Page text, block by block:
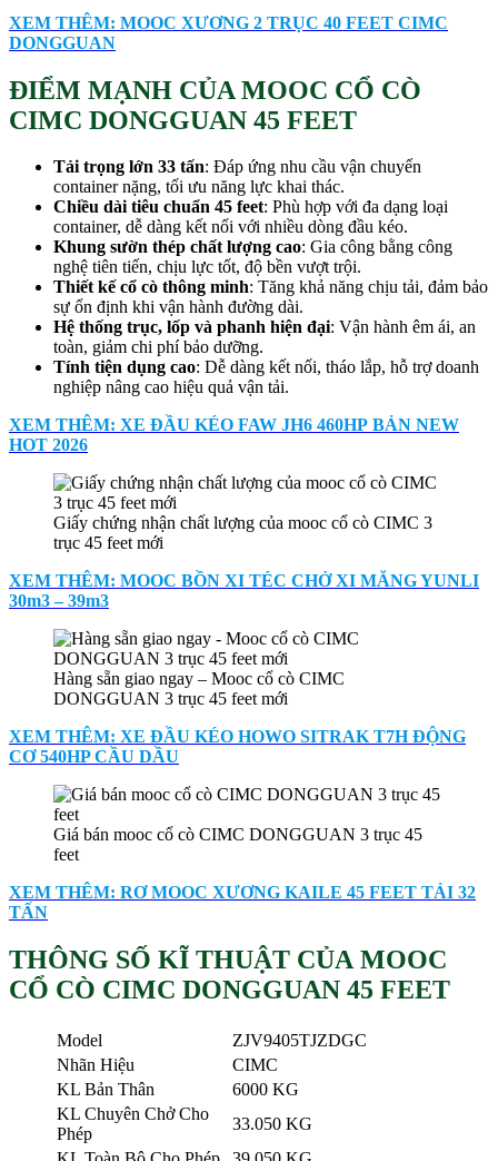
XEM THÊM: MOOC XƯƠNG 2 TRỤC 40 FEET CIMC
DONGGUAN
ĐIỂM MẠNH CỦA MOOC CỔ CÒ
CIMC DONGGUAN 45 FEET
Tải trọng lớn 33 tấn: Đáp ứng nhu cầu vận chuyển
container nặng, tối ưu năng lực khai thác.
Chiều dài tiêu chuẩn 45 feet: Phù hợp với đa dạng loại
container, dễ dàng kết nối với nhiều dòng đầu kéo.
Khung sườn thép chất lượng cao: Gia công bằng công
nghệ tiên tiến, chịu lực tốt, độ bền vượt trội.
Thiết kế cổ cò thông minh: Tăng khả năng chịu tải, đảm bảo
sự ổn định khi vận hành đường dài.
Hệ thống trục, lốp và phanh hiện đại: Vận hành êm ái, an
toàn, giảm chi phí bảo dưỡng.
Tính tiện dụng cao: Dễ dàng kết nối, tháo lắp, hỗ trợ doanh
nghiệp nâng cao hiệu quả vận tải.
XEM THÊM: XE ĐẦU KÉO FAW JH6 460HP BẢN NEW
HOT 2026
Giấy chứng nhận chất lượng của mooc cổ cò CIMC 3
trục 45 feet mới
XEM THÊM: MOOC BỒN XI TÉC CHỞ XI MĂNG YUNLI
30m3 – 39m3
Hàng sẵn giao ngay – Mooc cổ cò CIMC
DONGGUAN 3 trục 45 feet mới
XEM THÊM: XE ĐẦU KÉO HOWO SITRAK T7H ĐỘNG
CƠ 540HP CẦU DẦU
Giá bán mooc cổ cò CIMC DONGGUAN 3 trục 45
feet
XEM THÊM: RƠ MOOC XƯƠNG KAILE 45 FEET TẢI 32
TẤN
THÔNG SỐ KĨ THUẬT CỦA MOOC
CỔ CÒ CIMC DONGGUAN 45 FEET
Model
ZJV9405TJZDGC
Nhãn Hiệu
CIMC
KL Bản Thân
6000 KG
KL Chuyên Chở Cho
Phép
33.050 KG